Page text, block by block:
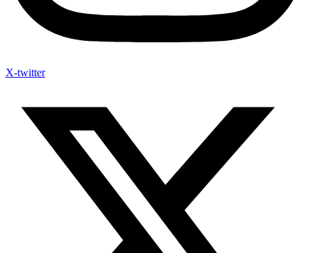
X-twitter